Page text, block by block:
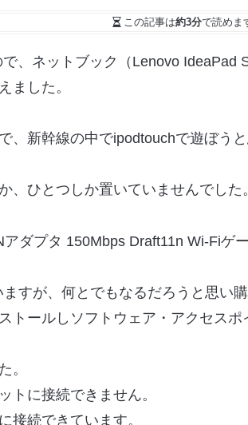
この記事は約3分で読めま
、ネットブック（Lenovo IdeaPad
ました。
、新幹線の中でipodtouchで遊ぼう
、ひとつしか置いていませんでした。
ダプタ 150Mbps Draft11n Wi-Fiゲ
すが、何とでもなるだろうと思い
トールしソフトウェア・アクセス
。
トに接続できません。
接続できています。